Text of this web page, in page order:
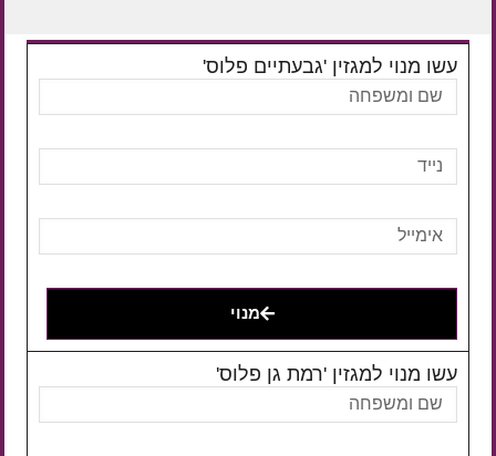
עשו מנוי למגזין 'גבעתיים פלוס'
מנוי
עשו מנוי למגזין 'רמת גן פלוס'